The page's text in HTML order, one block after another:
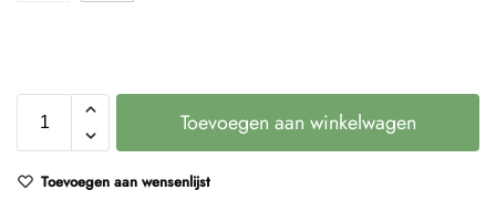
Toevoegen aan winkelwagen
Toevoegen aan wensenlijst